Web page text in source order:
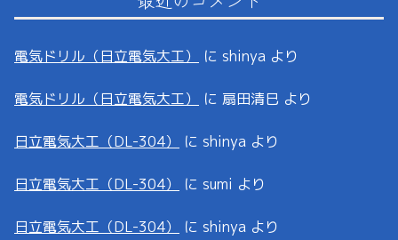
電気ドリル（日立電気大工） に shinya より
電気ドリル（日立電気大工） に 扇田清巳 より
日立電気大工（DL-304） に shinya より
日立電気大工（DL-304） に sumi より
日立電気大工（DL-304） に shinya より